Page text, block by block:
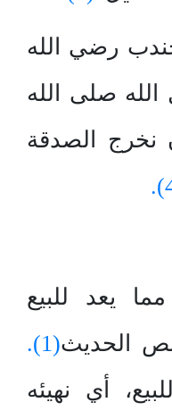
رضي الله
صلى الله
نخرج الصدقة
يعد للبيع
الحديث(1).
أي نهيئه